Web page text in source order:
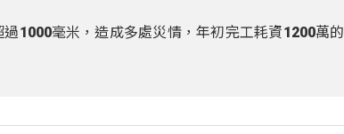
1000毫米，造成多處災情，年初完工耗資1200萬的